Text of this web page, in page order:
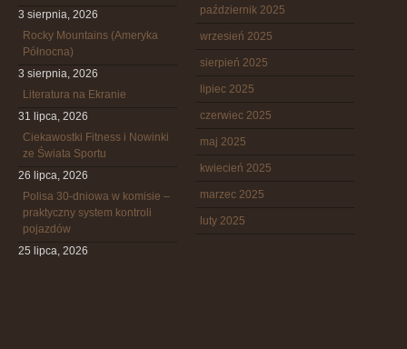
3 sierpnia, 2026
Rocky Mountains (Ameryka
Północna)
3 sierpnia, 2026
Literatura na Ekranie
31 lipca, 2026
Ciekawostki Fitness i Nowinki
ze Świata Sportu
26 lipca, 2026
Polisa 30-dniowa w komisie –
praktyczny system kontroli
pojazdów
25 lipca, 2026
październik 2025
wrzesień 2025
sierpień 2025
lipiec 2025
czerwiec 2025
maj 2025
kwiecień 2025
marzec 2025
luty 2025